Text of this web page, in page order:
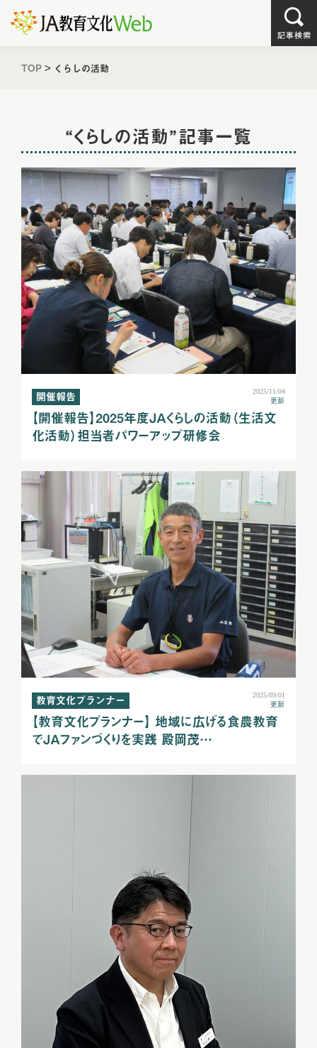
TOP > くらしの活動
“くらしの活動”記事一覧
開催報告
2025/11/04
更新
【開催報告】2025年度ＪＡくらしの活動（生活文
化活動）担当者パワーアップ研修会
教育文化プランナー
2025/09/01
更新
【教育文化プランナー】 地域に広げる食農教育
でＪＡファンづくりを実践 殿岡茂…